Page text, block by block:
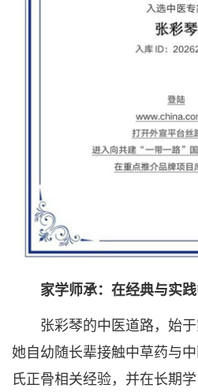
家学师承：在经典与实践
张彩琴的中医道路，始于
她自幼随长辈接触中草药与
氏正骨相关经验，并在长期